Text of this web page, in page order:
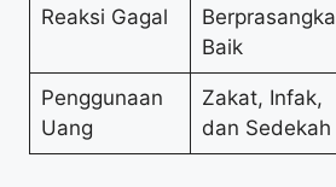
Reaksi Gagal
Berprasangka
Baik
Penggunaan
Uang
Zakat, Infak,
dan Sedekah